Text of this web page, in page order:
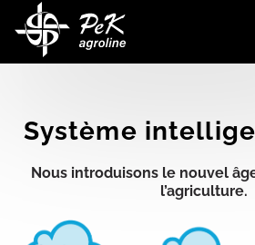
Système
Nous introduisons le nouvel
l’agriculture.